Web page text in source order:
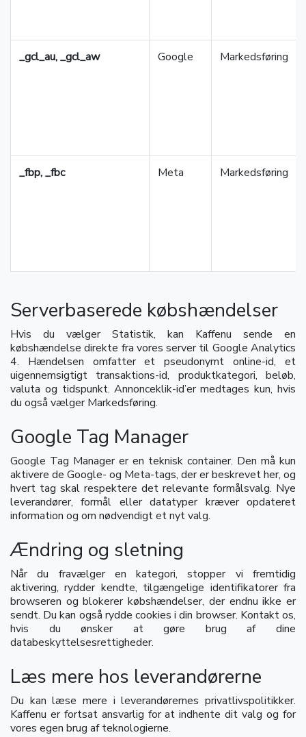
_gcl_au, _gcl_aw Google Markedsføring
_fbp, _fbc Meta Markedsføring
Serverbaserede købshændelser
Hvis du vælger Statistik, kan Kaffenu sende en
købshændelse direkte fra vores server til Google Analytics
4. Hændelsen omfatter et pseudonymt online-id, et
uigennemsigtigt transaktions-id, produktkategori, beløb,
valuta og tidspunkt. Annonceklik-id’er medtages kun, hvis
du også vælger Markedsføring.
Google Tag Manager
Google Tag Manager er en teknisk container. Den må kun
aktivere de Google- og Meta-tags, der er beskrevet her, og
hvert tag skal respektere det relevante formålsvalg. Nye
leverandører, formål eller datatyper kræver opdateret
information og om nødvendigt et nyt valg.
Ændring og sletning
Når du fravælger en kategori, stopper vi fremtidig
aktivering, rydder kendte, tilgængelige identifikatorer fra
browseren og blokerer købshændelser, der endnu ikke er
sendt. Du kan også rydde cookies i din browser. Kontakt os,
hvis du ønsker at gøre brug af dine
databeskyttelsesrettigheder.
Læs mere hos leverandørerne
Du kan læse mere i leverandørernes privatlivspolitikker.
Kaffenu er fortsat ansvarlig for at indhente dit valg og for
vores egen brug af teknologierne.